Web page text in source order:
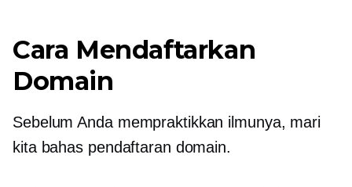
Cara Mendaftarkan
Domain
Sebelum Anda mempraktikkan ilmunya, mari
kita bahas pendaftaran domain.